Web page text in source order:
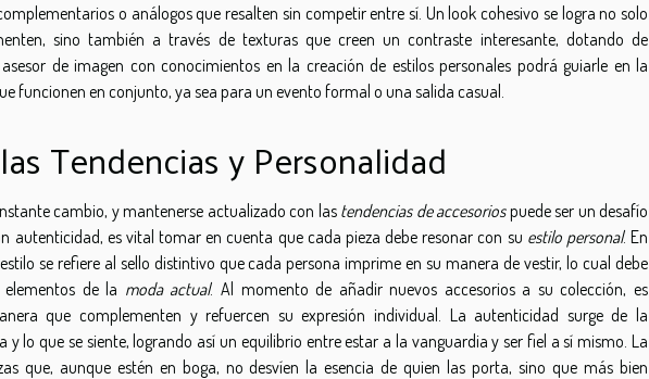
o análogos que resalten sin competir entre sí. Un look cohesivo se logra no solo
sino también a través de texturas que creen un contraste interesante, dotando de
de imagen con conocimientos en la creación de estilos personales podrá guiarle en la
funcionen en conjunto, ya sea para un evento formal o una salida casual.
Tendencias y Personalidad
cambio, y mantenerse actualizado con las tendencias de accesoriospuede ser un desafío
autenticidad, es vital tomar en cuenta que cada pieza debe resonar con su estilo personal. En
se refiere al sello distintivo que cada persona imprime en su manera de vestir, lo cual debe
de la moda actual. Al momento de añadir nuevos accesorios a su colección, es
que complementen y refuercen su expresión individual. La autenticidad surge de la
y lo que se siente, logrando así un equilibrio entre estar a la vanguardia y ser fiel a sí mismo. La
que, aunque estén en boga, no desvíen la esencia de quien las porta, sino que más bien